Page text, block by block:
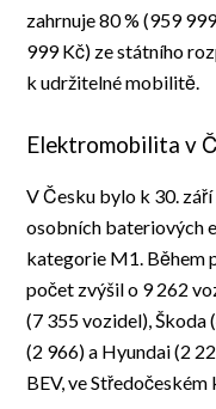
zahrnuje 80 % (959
999 Kč) ze státního
k udržitelné mobilitě.
Elektromobilita v
V Česku bylo k 30.
osobních bateriových
kategorie M1. Během
počet zvýšil o 9 262
(7 355 vozidel), Škoda
(2 966) a Hyundai (2
BEV, ve Středočeském